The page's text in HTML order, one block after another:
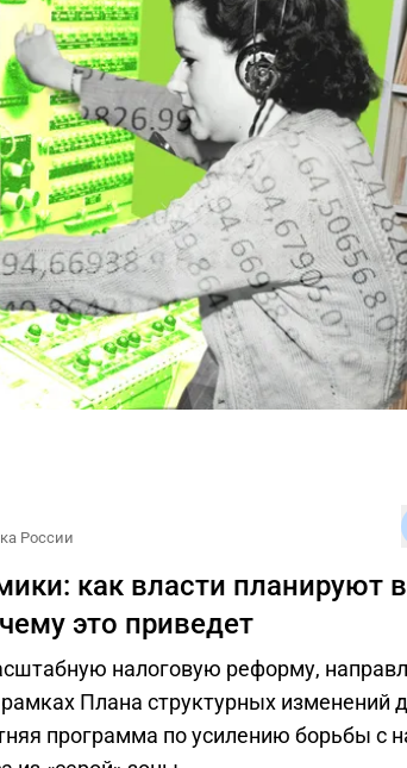
России
как власти планируют
это приведет
налоговую реформу,
Плана структурных изменений
программа по усилению борьбы с